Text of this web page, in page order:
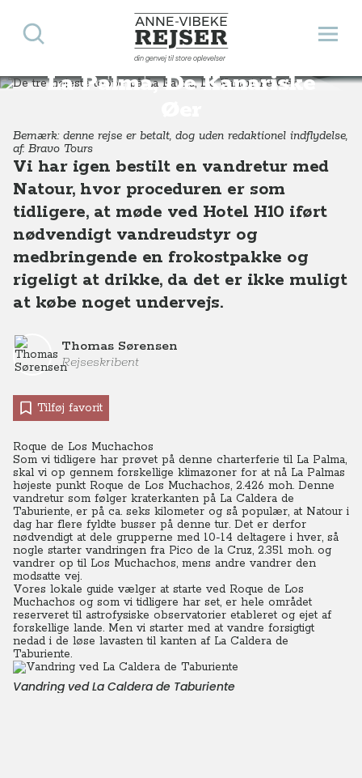
Anne-Vibeke Rejser
din genvej til store oplevelser
Åbn
Søg
De tre højeste toppe på
La Palma, De Kanariske
Destinationer Europa Spanien De tre højeste toppe på La Palma, De Kanariske Øer
Bemærk: denne rejse er betalt, dog uden redaktionel indflydelse,
af: Bravo Tours
Vi har igen bestilt en vandretur med
Natour, hvor proceduren er som
tidligere, at møde ved Hotel H10 iført
nødvendigt vandreudstyr og
medbringende en frokostpakke og
rigeligt at drikke, da det er ikke muligt
at købe noget undervejs.
Thomas Sørensen
Rejseskribent
Tilføj favorit
Roque de Los Muchachos
Som vi tidligere har prøvet på denne charterferie til La Palma,
skal vi op gennem forskellige klimazoner for at nå La Palmas
højeste punkt Roque de Los Muchachos, 2.426 moh. Denne
vandretur som følger kraterkanten på La Caldera de
Taburiente, er på ca. seks kilometer og så populær, at Natour i
dag har flere fyldte busser på denne tur. Det er derfor
nødvendigt at dele grupperne med 10-14 deltagere i hver, så
nogle starter vandringen fra Pico de la Cruz, 2.351 moh. og
vandrer op til Los Muchachos, mens andre vandrer den
modsatte vej.
Vores lokale guide vælger at starte ved Roque de Los
Muchachos og som vi tidligere har set, er hele området
reserveret til astrofysiske observatorier etableret og ejet af
forskellige lande. Men vi starter med at vandre forsigtigt
nedad i de løse lavasten til kanten af La Caldera de
Taburiente.
Vandring ved La Caldera de Taburiente